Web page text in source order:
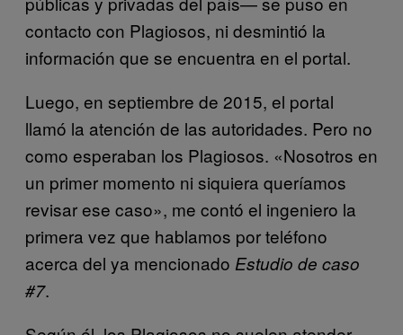
contacto con Plagiosos, ni desmintió la
información que se encuentra en el portal.
Luego, en septiembre de 2015, el portal
llamó la atención de las autoridades. Pero no
como esperaban los Plagiosos. «Nosotros en
un primer momento ni siquiera queríamos
revisar ese caso», me contó el ingeniero la
primera vez que hablamos por teléfono
acerca del ya mencionado Estudio de caso
#7.